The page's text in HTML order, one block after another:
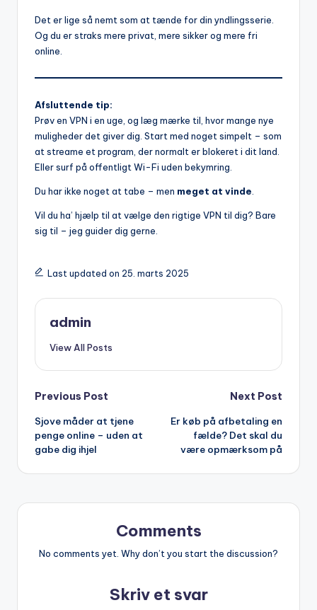
Det er lige så nemt som at tænde for din yndlingsserie.
Og du er straks mere privat, mere sikker og mere fri
online.
Afsluttende tip:
Prøv en VPN i en uge, og læg mærke til, hvor mange nye
muligheder det giver dig. Start med noget simpelt – som
at streame et program, der normalt er blokeret i dit land.
Eller surf på offentligt Wi-Fi uden bekymring.
Du har ikke noget at tabe – men meget at vinde
Vil du ha’ hjælp til at vælge den rigtige VPN til dig? Bare
sig til – jeg guider dig gerne.
Last updated on 25. marts 2025
admin
View All Posts
Post
navigation
Previous Post
Sjove måder at tjene
penge online – uden at
gabe dig ihjel
Next Post
Er køb på afbetaling en
fælde? Det skal du
være opmærksom på
Comments
No comments yet. Why don’t you start the discussion?
Skriv et svar